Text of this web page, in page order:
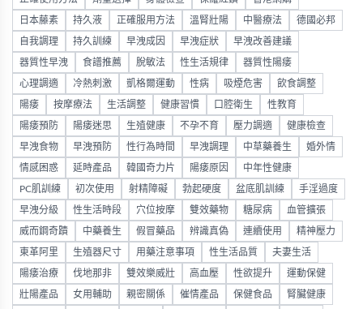
日本藤素 持久液 正確服用方法 溫腎壯陽 中醫療法 德國必邦
自我調理 持久訓練 早洩成因 早洩症狀 早洩改善建議
器質性早洩 食譜推薦 脫敏法 性生活規律 器質性陽痿
心理調適 冷熱刺激 凱格爾運動 性病 吸煙危害 飲食調整
陽痿 按摩療法 生活調整 健康習慣 口腔衛生 性教育
陽痿預防 陽痿迷思 生殖健康 不孕不育 壓力調適 健康檢查
早洩食物 早洩預防 性行為時間 早洩調理 中草藥養生 婚外情
情感困惑 延時產品 韓國奇力片 陽痿原因 中年性健康
PC肌訓練 初次使用 射精障礙 勃起硬度 盆底肌訓練 手淫過度
早洩分級 性生活時段 穴位按摩 雙效藥物 糖尿病 血管擴張
威而鋼奇蹟 中藥養生 假冒藥品 辨識真偽 連續使用 精神壓力
東革阿里 生殖器尺寸 用藥注意事項 性生活品質 夫妻生活
陽痿治療 伐地那非 雙效樂威壯 高血壓 性欲提升 運動保健
壯陽產品 女用輔助 親密關係 催情產品 保健食品 腎臟健康